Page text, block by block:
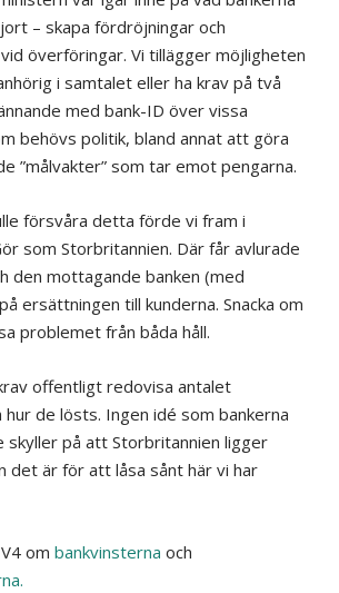
– skapa fördröjningar och
överföringar. Vi tillägger möjligheten
i samtalet eller ha krav på två
med bank-ID över vissa
behövs politik, bland annat att göra
”målvakter” som tar emot pengarna.
försvåra detta förde vi fram i
som Storbritannien. Där får avlurade
den mottagande banken (med
ersättningen till kunderna. Snacka om
problemet från båda håll.
offentligt redovisa antalet
de lösts. Ingen idé som bankerna
skyller på att Storbritannien ligger
det är för att låsa sånt här vi har
om bankvinsterna och